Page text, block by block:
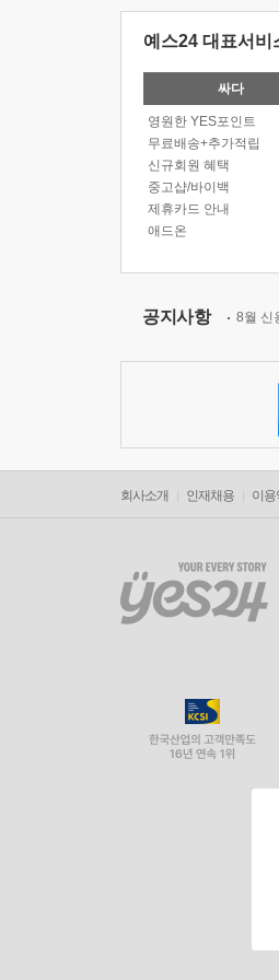
예스24 대표서비
싸다
영원한 YES포인트
무료배송+추가적립
신규회원 혜택
중고샵/바이백
제휴카드 안내
애드온
공지사항 8월 신
회사소개 인재채용 이용